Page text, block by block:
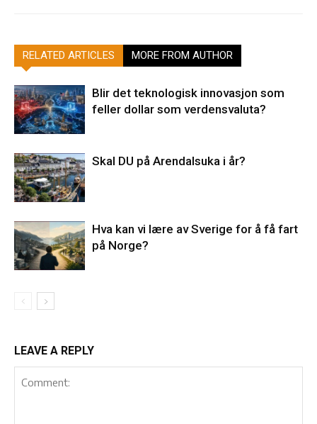
RELATED ARTICLES MORE FROM AUTHOR
Blir det teknologisk innovasjon som
feller dollar som verdensvaluta?
Skal DU på Arendalsuka i år?
Hva kan vi lære av Sverige for å få fart
på Norge?
LEAVE A REPLY